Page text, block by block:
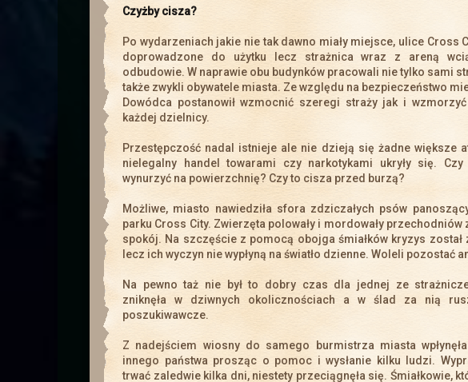
Czyżby cisza?
Po wydarzeniach jakie nie tak dawno miały miejsce, ulice Cross
doprowadzone do użytku lecz strażnica wraz z areną
odbudowie. W naprawie obu budynków pracowali nie tylko sami
także zwykli obywatele miasta. Ze względu na bezpieczeństwo
Dowódca postanowił wzmocnić szeregi straży jak i
każdej dzielnicy.
Przestępczość nadal istnieje ale nie dzieją się żadne większe
nielegalny handel towarami czy narkotykami ukryły się.
wynurzyć na powierzchnię? Czy to cisza przed burzą?
Możliwe, miasto nawiedziła sfora zdziczałych psów
parku Cross City. Zwierzęta polowały i mordowały przechodniów
spokój. Na szczęście z pomocą obojga śmiałków kryzys został
lecz ich wyczyn nie wypłyną na światło dzienne. Woleli pozostać
Na pewno taż nie był to dobry czas dla jednej ze
zniknęła w dziwnych okolicznościach a w ślad za nią
poszukiwawcze.
Z nadejściem wiosny do samego burmistrza miasta
innego państwa prosząc o pomoc i wysłanie kilku ludzi.
trwać zaledwie kilka dni, niestety przeciągnęła się. Śmiałkowie,